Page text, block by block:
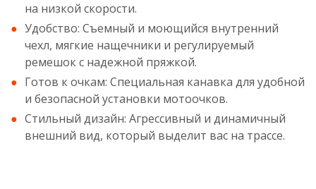
на низкой скорости.
Удобство: Съемный и моющийся внутренний
чехл, мягкие нащечники и регулируемый
ремешок с надежной пряжкой.
Готов к очкам: Специальная канавка для удобной
и безопасной установки мотоочков.
Стильный дизайн: Агрессивный и динамичный
внешний вид, который выделит вас на трассе.